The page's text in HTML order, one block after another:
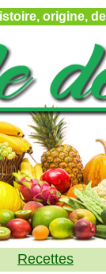
origine,
Recettes